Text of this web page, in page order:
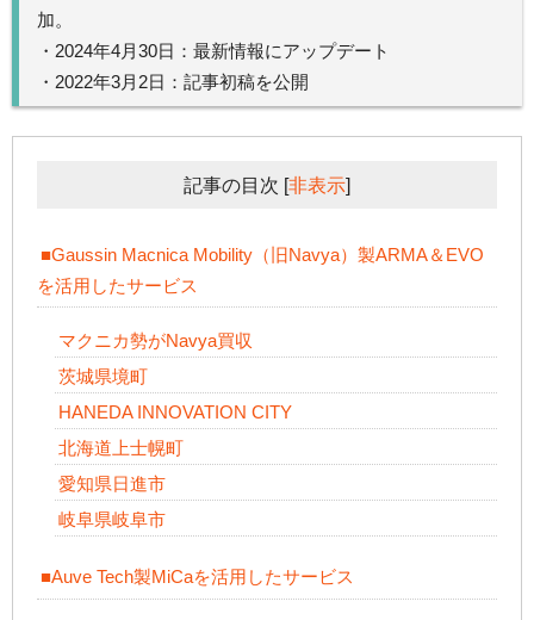
加。
・2024年4月30日：最新情報にアップデート
・2022年3月2日：記事初稿を公開
記事の目次 [非表示]
■Gaussin Macnica Mobility（旧Navya）製ARMA＆EVO
を活用したサービス
マクニカ勢がNavya買収
茨城県境町
HANEDA INNOVATION CITY
北海道上士幌町
愛知県日進市
岐阜県岐阜市
■Auve Tech製MiCaを活用したサービス